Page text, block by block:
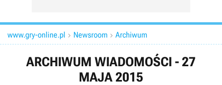
www.gry-online.pl  Newsroom  Archiwum
ARCHIWUM WIADOMOŚCI - 27
MAJA 2015